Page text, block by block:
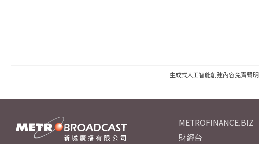
生成式人工智能創建內容免責聲明
METROFINANCE.BIZ
財經台